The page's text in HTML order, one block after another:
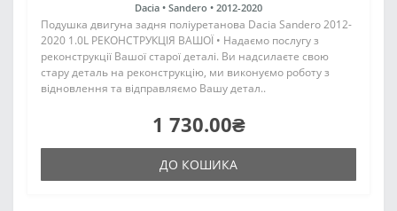
Dacia • Sandero • 2012-2020
Подушка двигуна задня поліуретанова Dacia Sandero 2012-
2020 1.0L РЕКОНСТРУКЦІЯ ВАШОЇ • Надаємо послугу з
реконструкції Вашої старої деталі. Ви надсилаєте свою
стару деталь на реконструкцію, ми виконуємо роботу з
відновлення та відправляємо Вашу детал..
1 730.00₴
ДО КОШИКА